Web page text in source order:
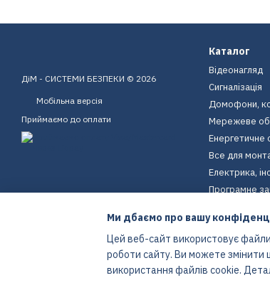
ДіМ - СИСТЕМИ БЕЗПЕКИ © 2026
Мобільна версія
Приймаємо до оплати
Інтернет-магазин створений з Хорошоп
Каталог
Відеонагляд
Сигналізація
Домофони,
Мережеве
Енергетичне
Все для
Електрика,
Програмне
Екіпірування
Енергетичне
Ми дбаємо про вашу
Цей веб-сайт використовує
роботи сайту. Ви можете змінити
використання файлів cookie.